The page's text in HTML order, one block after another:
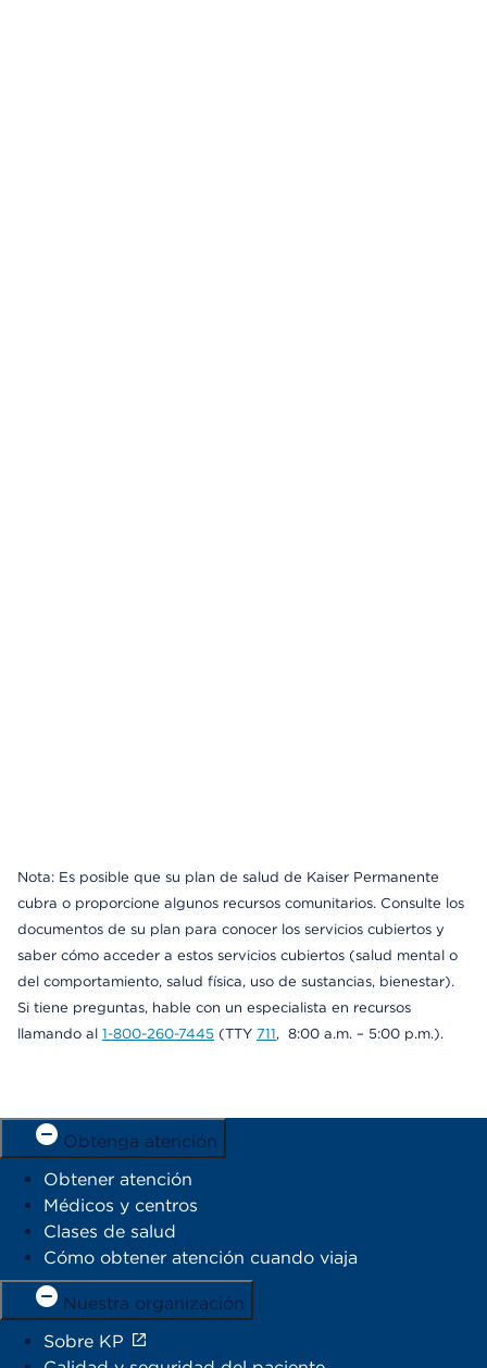
Nota: Es posible que su plan de salud de Kaiser Permanente
cubra o proporcione algunos recursos comunitarios. Consulte los
documentos de su plan para conocer los servicios cubiertos y
saber cómo acceder a estos servicios cubiertos (salud mental o
del comportamiento, salud física, uso de sustancias, bienestar).
Si tiene preguntas, hable con un especialista en recursos
llamando al 1-800-260-7445 (TTY 711, 8:00 a.m. – 5:00 p.m.).
Obtenga atención
Obtener atención
Médicos y centros
Clases de salud
Cómo obtener atención cuando viaja
Nuestra organización
Sobre KP